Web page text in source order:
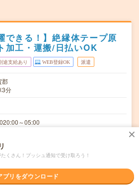
できる！】絶縁体テープ原
加工・運搬/日払いOK
途支給あり WEB登録OK 派遣
郡
3分
～05:00
きる方、大歓迎！
支給
くさん！プッシュ通知で受け取ろう！
プリをダウンロード